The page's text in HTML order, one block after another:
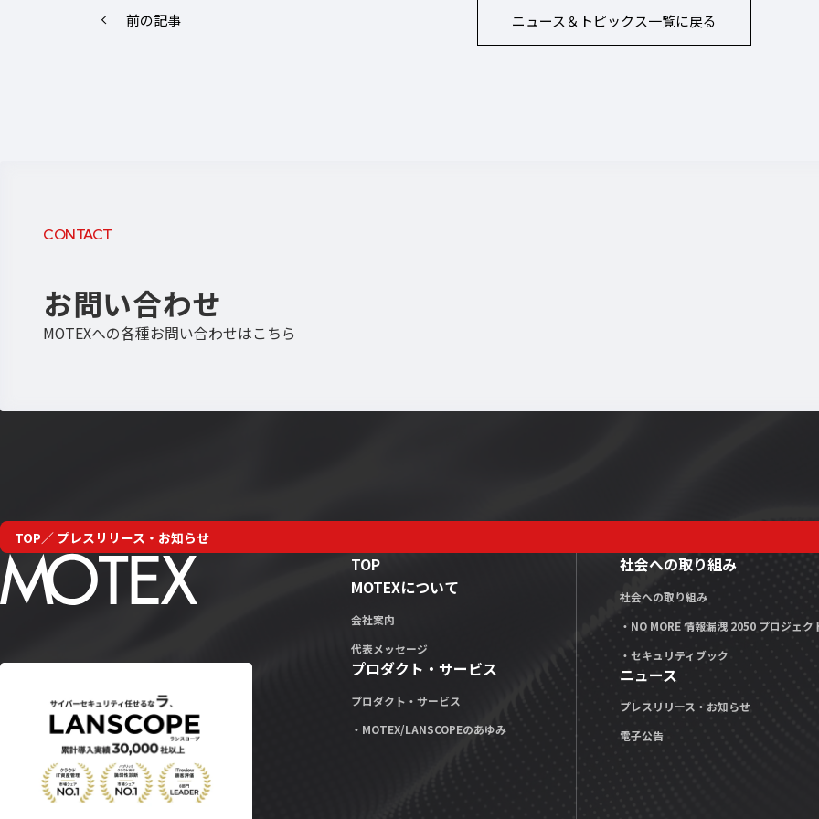
前の記事 ニュース＆トピックス一覧に戻る
CONTACT
お問い合わせ
MOTEXへの各種お問い合わせはこちら
TOP プレスリリース・お知らせ
TOP
MOTEXについて
会社案内
代表メッセージ
プロダクト・サービス
プロダクト・サービス
・MOTEX/LANSCOPEのあゆみ
社会への取り組み
社会への取り組み
・NO MORE 情報漏洩 2050 プロジェク
・セキュリティブック
ニュース
プレスリリース・お知らせ
電子公告